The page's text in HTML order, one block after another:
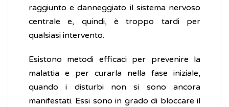
raggiunto e danneggiato il sistema nervoso
centrale e, quindi, è troppo tardi per
qualsiasi intervento.
Esistono metodi efficaci per prevenire la
malattia e per curarla nella fase iniziale,
quando i disturbi non si sono ancora
manifestati. Essi sono in grado di bloccare il